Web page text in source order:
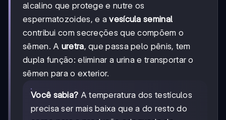
alcalino que protege e nutre os
espermatozoides, e avesícula seminal
contribui com secreções que compõem o
sêmen. A uretra, que passa pelo pênis, tem
dupla função: eliminar a urina e transportar o
sêmen para o exterior.
Você sabia? A temperatura dos testículos
precisa ser mais baixa que a do resto do